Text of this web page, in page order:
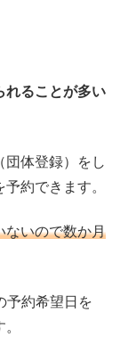
れることが多い
団体登録）をし
約できます。
ないので数か月
予約希望日を